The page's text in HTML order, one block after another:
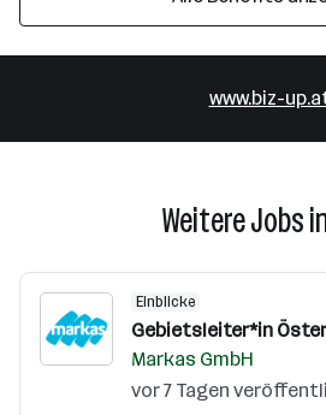
www.biz-
Weitere Jobs
Einblicke
Gebietsleiter*in
Markas GmbH
vor 7 Tagen